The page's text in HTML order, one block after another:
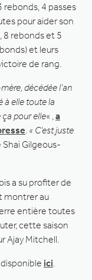
rebonds, 4 passes
pour aider son
8 rebonds et 5
et leurs
de rang.
décédée l’an
à elle toute la
ça pour elle« , a
« C’est juste
Shai Gilgeous-
a su profiter de
montrer au
entière toutes
cette saison
Ajay Mitchell.
ici